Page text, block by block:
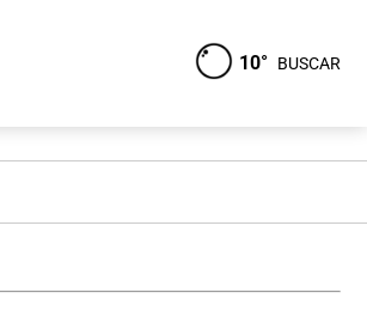
10° BUSCAR